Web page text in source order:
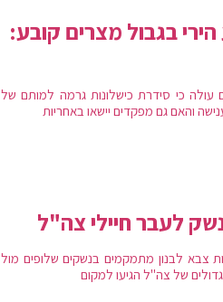
בגבול מצרים קובע:
עולה כי סידרת כישלונות גרמה למותם של
והאם גם מפקדים יישאו באחריות
נשק לעבר חיילי צה"ל
צבא לבנון מתמקמים בנשקים שלופים מול
של צה"ל הגיעו למקום